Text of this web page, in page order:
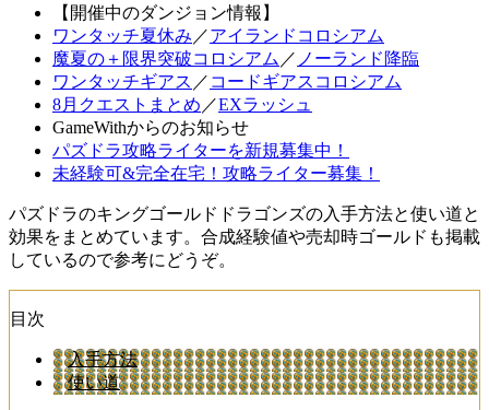
【開催中のダンジョン情報】
ワンタッチ夏休み ／アイランドコロシアム
魔夏の＋限界突破コロシアム ／ ノーランド降臨
ワンタッチギアス ／ コードギアスコロシアム
8月クエストまとめ ／EXラッシュ
GameWithからのお知らせ
パズドラ攻略ライターを新規募集中！
未経験可&完全在宅！攻略ライター募集！
パズドラのキングゴールドドラゴンズの入手方法と使い道と
効果をまとめています。合成経験値や売却時ゴールドも掲載
しているので参考にどうぞ。
目次
入手方法
使い道